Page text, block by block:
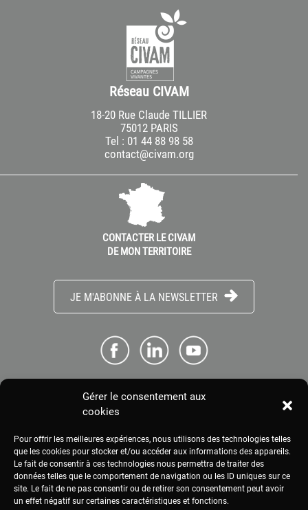
Gérer le consentement aux
cookies
Pour offrir les meilleures expériences, nous utilisons des technologies telles
que les cookies pour stocker et/ou accéder aux informations des appareils.
Le fait de consentir à ces technologies nous permettra de traiter des
données telles que le comportement de navigation ou les ID uniques sur ce
site. Le fait de ne pas consentir ou de retirer son consentement peut avoir
un effet négatif sur certaines caractéristiques et fonctions.
Réseau CIVAM
18-20 Rue Claude TILLIER
75012 PARIS
Tel : 01 44 88 98 58
contact@civam.org
CONTACTER LE CIVAM
DE MON TERRITOIRE
JE M'ABONNE À LA NEWSLETTER
ME CONNECTER
ESPACE PRESSE
MENTIONS LÉGALES